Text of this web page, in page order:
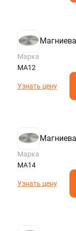
Марка
МА12
Узнать цену
Марка
МА14
Узнать цену